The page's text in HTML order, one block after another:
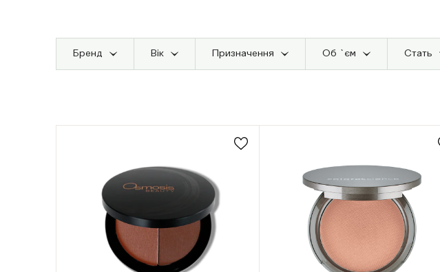
Бренд Вік Призначення Об `єм Стать